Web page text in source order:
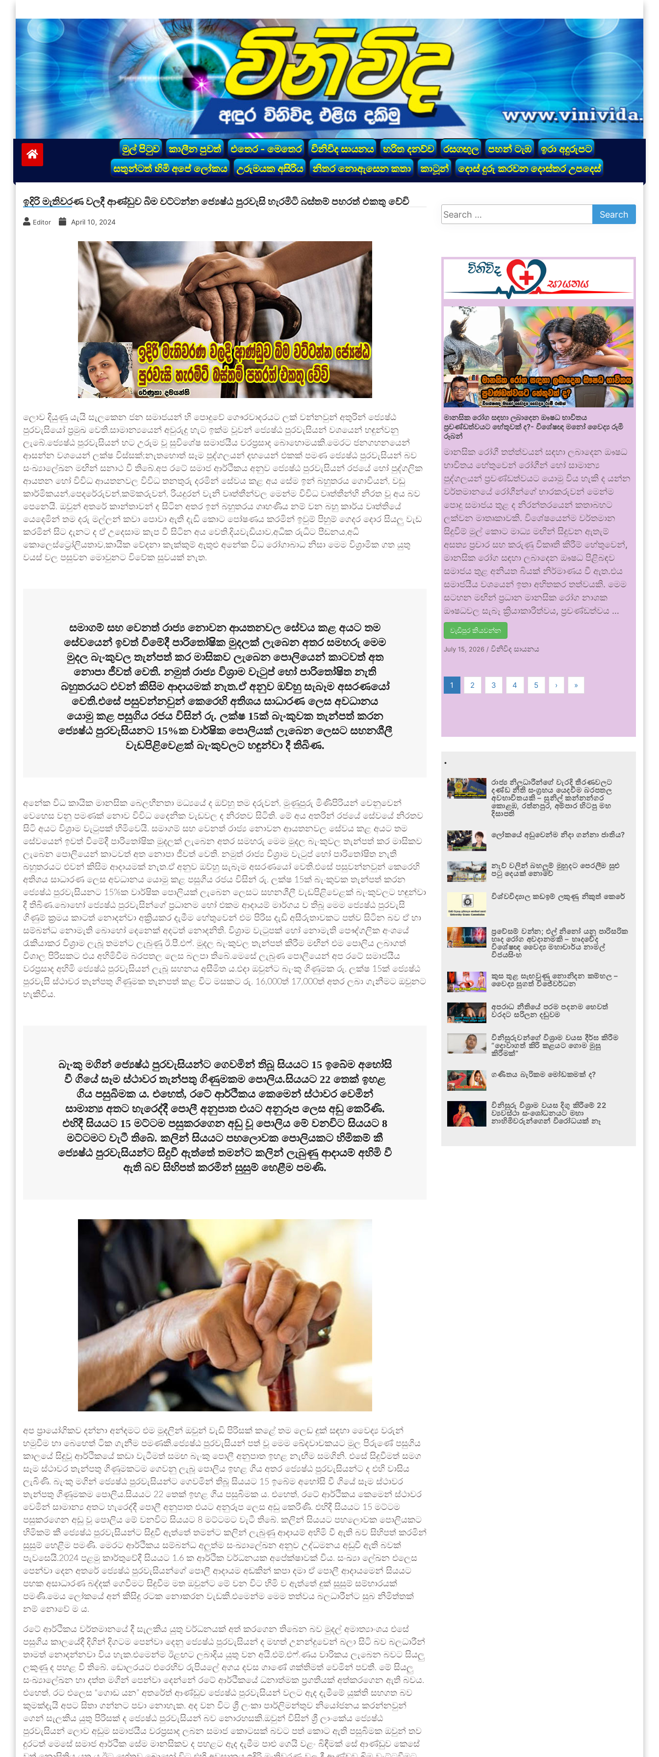
to
content
vinivida.lk
මුල් පිටුව කාලීන පුවත් එතෙර - මෙතෙර විනිවිද සායනය හරිත දනව්ව රසගඟුල පහන් ටැඹ
ඉරා අදුරුපට
සතුන්ටත් හිමි අපේ ලෝකය
උරුමයක අසිරිය නිතර නොඇසෙන කතා කාටූන් දොස් දුරු කරවන දොස්තර උපදෙස්
ඉදිරි මැතිවරණ වලදී ආණ්ඩුව බිම වට්ටන්න ජ්‍යෙෂ්ඨ පුරවැසි හැරමිටි බස්තම් පහරත් එකතු වේවි
Editor April 10, 2024
ලොව දියුණු යැයි සැලකෙන ජන සමාජයන් හි පොදුවේ ගෞරවාදරයට ලක් වන්නවුන් අතුරින් ජ්‍යෙෂ්ඨ
පුරවැසියෝ ප්‍රමුඛ වෙති.සාමාන්‍යයෙන් අවුරුදු හැට ඉක්ම වූවන් ජ්‍යෙෂ්ඨ පුරවැසියන් වශයෙන් හඳුන්වනු
ලැබේ.ජ්‍යෙෂ්ඨ පුරවැසියන් හට උරුම වූ සුවිශේෂ සමාජයීය වරප්‍රසාද බොහොමයකි.මෙරට ජනගහනයෙන්
ආසන්න වශයෙන් ලක්ෂ විස්සක්;නැතහොත් සෑම පුද්ගලයන් දහයෙන් එකක් පමණ ජ්‍යෙෂ්ඨ පුරවැසියන් බව
සංඛ්‍යාලේඛන මඟින් සනාථ වී තිබේ.අප රටේ සමාජ ආර්ථිකය අනුව ජ්‍යෙෂ්ඨ පුරවැසියන් රජයේ හෝ පුද්ගලික
ආයතන හෝ විවිධ ආයතනවල විවිධ තනතුරු දරමින් සේවය කළ අය සේම ඉන් බහුතරය ගොවියන්, වඩු
කාර්මිකයන්,පෙදරේරුවන්,කම්කරුවන්, රියදුරන් වැනි වෘත්තීන්වල මෙන්ම විවිධ වෘත්තීන්හි නිරත වූ අය බව
පෙනෙයි. ඔවුන් අතරේ කාන්තාවන් ද සිටින අතර ඉන් බහුතරය ගෘහණිය නම් වන බහු කාර්ය වෘත්තියේ
යෙදෙමින් තම දරු මල්ලන් කවා පොවා ඇති දැඩි කොට පෝෂණය කරමින් ඉවුම් පිහුම් ගෙදර දොර සියලු වැඩ
කරමින් සිට දැනට ද ඒ උදෙසාම කැප වී සිටින අය වෙති.දියවැඩියාව,අධික රුධිට පීඩනය,අධි
කොලෙස්ට්‍රෝලියතාව,කායික වේදනා කැක්කුම් ඇතුළු අනේක විධ රෝගාබාධ නිසා මෙම විශ්‍රාමික ගත යුතු
වයස් වල පසුවන මොවුනට විවේක සුවයක් නැත.
සමාගම් සහ වෙනත් රාජ්‍ය නොවන ආයතනවල සේවය කළ අයට තම
සේවයෙන් ඉවත් වීමේදී පාරිතෝෂික මුදලක් ලැබෙන අතර සමහරු මෙම
මුදල බැංකුවල තැන්පත් කර මාසිකව ලැබෙන පොලියෙන් කාටවත් අත
නොපා ජීවත් වෙති. නමුත් රාජ්‍ය විශ්‍රාම වැටුප් හෝ පාරිතෝෂිත නැති
බහුතරයට එවන් කිසිම ආදායමක් නැත.ඒ අනුව ඔව්හු සැබෑම අසරණයෝ
වෙති.එසේ පසුවන්නවුන් කෙරෙහි අතිශය සාධාරණ ලෙස අවධානය
යොමු කළ පසුගිය රජය විසින් රු. ලක්ෂ 15ක් බැංකුවක තැන්පත් කරන
ජ්‍යෙෂ්ඨ පුරවැසියනට 15%ක වාර්ෂික පොලියක් ලැබෙන ලෙසට සහනශීලී
වැඩපිළිවෙළක් බැංකුවලට හඳුන්වා දී තිබිණ.
අනේක විධ කායික මානසික බෙලහීනතා මධ්‍යයේ ද ඔව්හු තම දරුවන්, මුණුපුරු මිණිපිරියන් වෙනුවෙන්
වෙහෙස වනු පමණක් නොව විවිධ දෛනික වැඩවල ද නිරතව සිටිති. මේ අය අතරින් රජයේ සේවයේ නිරතව
සිටි අයට විශ්‍රාම වැටුපක් හිමිවෙයි. සමාගම් සහ වෙනත් රාජ්‍ය නොවන ආයතනවල සේවය කළ අයට තම
සේවයෙන් ඉවත් වීමේදී පාරිතෝෂික මුදලක් ලැබෙන අතර සමහරු මෙම මුදල බැංකුවල තැන්පත් කර මාසිකව
ලැබෙන පොලියෙන් කාටවත් අත නොපා ජීවත් වෙති. නමුත් රාජ්‍ය විශ්‍රාම වැටුප් හෝ පාරිතෝෂිත නැති
බහුතරයට එවන් කිසිම ආදායමක් නැත.ඒ අනුව ඔව්හු සැබෑම අසරණයෝ වෙති.එසේ පසුවන්නවුන් කෙරෙහි
අතිශය සාධාරණ ලෙස අවධානය යොමු කළ පසුගිය රජය විසින් රු. ලක්ෂ 15ක් බැංකුවක තැන්පත් කරන
ජ්‍යෙෂ්ඨ පුරවැසියනට 15%ක වාර්ෂික පොලියක් ලැබෙන ලෙසට සහනශීලී වැඩපිළිවෙළක් බැංකුවලට හඳුන්වා
දී තිබිණ.බොහෝ ජ්‍යෙෂ්ඨ පුරවැසින්ගේ ප්‍රධානම හෝ එකම ආදායම් මාර්ගය ව තිබූ මෙම ජ්‍යෙෂ්ඨ පුරවැසි
ගිණුම් ක්‍රමය කාටත් නොදන්වා අක්‍රියකර දැමීම හේතුවෙන් එම පිරිස දැඩි අසීරුතාවකට පත්ව සිටින බව ඒ හා
සම්බන්ධ නොමැති බොහෝ දෙනෙක් අදටත් නොදනිති. විශ්‍රාම වැටුපක් හෝ නොමැති පෞද්ගලික අංශයේ
රැකියාකර විශ්‍රාම ලැබූ තමන්ට ලැබුණු ඊ.පී.එෆ්. මුදල බැංකුවල තැන්පත් කිරීම මඟින් එම පොලිය ලබාගත්
විශාල පිරිසකට එය අහිමිවීම බරපතල ලෙස බලපා තිබේ.මෙසේ ලැබුණ පොලියෙන් අප රටේ සමාජයීය
වරප්‍රසාද අහිමි ජ්‍යෙෂ්ඨ පුරවැසියන් ලැබූ සහනය අසීමිත ය.එදා ඔවුන්ට බැංකු ගිණුමක රු. ලක්ෂ 15ක් ජ්‍යෙෂ්ඨ
පුරවැසි ස්ථාවර තැන්පතු ගිණුමක තැනපත් කළ විට මසකට රු. 16,000ත් 17,000ත් අතර ලබා ගැනීමට ඔවුනට
හැකිවිය.
බැංකු මගින් ජ්‍යෙෂ්ඨ පුරවැසියන්ට ගෙවමින් තිබූ සියයට 15 ඉබේම අහෝසි
වී ගියේ සෑම ස්ථාවර තැන්පතු ගිණුමකම පොලිය.සියයට 22 තෙක් ඉහළ
ගිය පසුබිමක ය. එහෙත්, රටේ ආර්ථිකය කෙමෙන් ස්ථාවර වෙමින්
සාමාන්‍ය අතට හැරෙද්දී පොලී අනුපාත එයට අනුරූප ලෙස අඩු කෙරිණි.
එහිදී සියයට 15 මට්ටම පසුකරගෙන අඩු වූ පොලිය මේ වනවිට සියයට 8
මට්ටමට වැටී තිබේ. කලින් සියයට පහලොවක පොලියකට හිමිකම් කී
ජ්‍යෙෂ්ඨ පුරවැසියන්ට සිදුවී ඇත්තේ තමන්ට කලින් ලැබුණු ආදායම් අහිමි වී
ඇති බව සිහිපත් කරමින් සුසුම් හෙළීම පමණි.
අප ප්‍රායෝගිකව දන්නා අන්දමට එම මුදලින් ඔවුන් වැඩි පිරිසක් කළේ තම ලෙඩ දුක් සඳහා වෛද්‍ය වරුන්
හමුවීම හා බෙහෙත් ටික ගැනීම පමණකි.ජ්‍යෙෂ්ඨ පුරවැසියන් පත් වූ මෙම ඛේදවාචකයට මුල පිරුණේ පසුගිය
කාලයේ සිදුවූ ආර්ථිකයේ කඩා වැටීමත් සමඟ බැංකු පොලී අනුපාත ඉහළ නැඟීම සමගිනි. එසේ සිදුවීමත් සමග
සෑම ස්ථාවර තැන්පතු ගිණුමකටම ගෙවනු ලැබූ පොලිය ඉහළ ගිය අතර ජ්‍යෙෂ්ඨ පුරවැසියන්ට ද එහි වාසිය
ලැබිණි. බැංකු මගින් ජ්‍යෙෂ්ඨ පුරවැසියන්ට ගෙවමින් තිබූ සියයට 15 ඉබේම අහෝසි වී ගියේ සෑම ස්ථාවර
තැන්පතු ගිණුමකම පොලිය.සියයට 22 තෙක් ඉහළ ගිය පසුබිමක ය. එහෙත්, රටේ ආර්ථිකය කෙමෙන් ස්ථාවර
වෙමින් සාමාන්‍ය අතට හැරෙද්දී පොලී අනුපාත එයට අනුරූප ලෙස අඩු කෙරිණි. එහිදී සියයට 15 මට්ටම
පසුකරගෙන අඩු වූ පොලිය මේ වනවිට සියයට 8 මට්ටමට වැටී තිබේ. කලින් සියයට පහලොවක පොලියකට
හිමිකම් කී ජ්‍යෙෂ්ඨ පුරවැසියන්ට සිදුවී ඇත්තේ තමන්ට කලින් ලැබුණු ආදායම් අහිමි වී ඇති බව සිහිපත් කරමින්
සුසුම් හෙළීම පමණි. මෙරට ආර්ථිකය සම්බන්ධ අලුත්ම සංඛ්‍යාලේඛන අනුව උද්ධමනය අඩුවී ඇති බවක්
පැවසෙයි.2024 පළමු කාර්තුවේදී සියයට 1.6 ක ආර්ථික වර්ධනයක අපේක්ෂාවක් විය. සංඛ්‍යා ලේඛන එලෙස
පෙන්වා දෙන අතරේ ජ්‍යෙෂ්ඨ පුරවැසියන්ගේ පොලී ආදායම අඩකින් කපා දමා ඒ පොලී ආදායමෙන් සියයට
පහක අසාධාරණ බද්දක් ගෙවීමට සිදුවීම මත ඔවුන්ට මේ වන විට හිමි ව ඇත්තේ දුක් සුසුම් සම්භාරයක්
පමණි.මෙය ලෝකයේ අන් කිසිදු රටක නොකරන වැඩකි.එමෙන්ම මෙම තත්වය බලධාරීන්ට සුබ නිමිත්තක්
නම් නොවේ ම ය.
රටේ ආර්ථිකය වර්තමානයේ දී සැලකිය යුතු වර්ධනයක් අත් කරගෙන තිබෙන බව මුදල් අමාත්‍යාංශය එසේ
පසුගිය කාලයේදී දිගින් දිගටම පෙන්වා දෙනු ජ්‍යෙෂ්ඨ පුරවැසියන් ද මහත් උනන්දුවෙන් බලා සිටි බව බලධාරීන්
තාමත් නොදන්නවා විය හැක.එමෙන්ම ඊළඟට ලබාදිය යුතු වන අයි.එම්.එෆ්.ණය වාරිකය ලැබෙන බවට සියලු
ලකුණු ද පහළ වී තිබේ. ඩොලරයට එරෙහිව රුපියලේ අගය දවස ගාණේ ශක්තිමත් වෙමින් පවතී. මේ සියලු
සංඛ්‍යාලේඛන හා දත්ත මගින් පෙන්වා දෙන්නේ රටේ ආර්ථිකයේ ධනාත්මක ප්‍රගතියක් අත්කරගෙන ඇති බවය.
එහෙත්, රට එලෙස “ගොඩ යන” අතරේත් ආණ්ඩුව ජ්‍යෙෂ්ඨ පුරවැසියන් වලට ඇද දැමීමේ යුක්ති සහගත බව
කුමක්දැයි අපට සිතා ගන්නට පවා නොහැක. අද වන විට ශ්‍රී ලංකා පාර්ලිමන්තුව නියෝජනය කරන්නවුන්
ගෙන් සැලකිය යුතු පිරිසක් ද ජ්‍යෙෂ්ඨ පුරවැසියන් බව නොරහසකි.ඔවුන් විසින් ශ්‍රී ලාංකේය ජ්‍යෙෂ්ඨ
පුරවැසියන් ලොව අඩුම සමාජයීය වරප්‍රසාද ලබන සමාජ කොටසක් බවට පත් කොට ඇති පසුබිමක ඔවුන් තව
දුරටත් මෙසේ සමාජ ආර්ථික සේම මානසිකව ද පහළට ඇද දැමීම පාළු ගෙයි වළං බිඳීමක් සේ ආණ්ඩුව කෙසේ
මානසික රෝග සඳහා ලබාදෙන ඖෂධ භාවිතය
ප්‍රචණ්ඩත්වයට හේතුවක් ද?- විශේෂඥ මනෝ වෛද්‍ය රූමි
රූබන්
මානසික රෝගී තත්ත්වයන් සඳහා ලබාදෙන ඖෂධ
භාවිතය හේතුවෙන් රෝගීන් හෝ සාමාන්‍ය
පුද්ගලයන් ප්‍රචණ්ඩත්වයට යොමු විය හැකි ද යන්න
වර්තමානයේ රෝගීන්ගේ භාරකරුවන් මෙන්ම
පොදු සමාජය තුළ ද නිරන්තරයෙන් කතාබහට
ලක්වන මාතෘකාවකි. විශේෂයෙන්ම වර්තමාන
සිදුවීම් මුල් කොට මාධ්‍ය මඟින් සිදුවන ඇතැම්
අසත්‍ය ප්‍රචාර සහ කරුණු විකෘති කිරීම් හේතුවෙන්,
මානසික රෝග සඳහා ලබාදෙන ඖෂධ පිළිබඳව
සමාජය තුළ අනියත බියක් නිර්මාණය වී ඇත.එය
සමාජයීය වශයෙන් ඉතා අහිතකර තත්වයකි. මෙම
සටහන මඟින් ප්‍රධාන මානසික රෝග නාශක
ඖෂධවල සැබෑ ක්‍රියාකාරීත්වය, ප්‍රචණ්ඩත්වය …
වැඩිපුර කියවන්න
July 15, 2026 /විනිවිද සායනය
1 2 3 4 5 › »
.
රාජ්‍ය නිලධාරීන්ගේ වැරදි තීරණවලට
දණ්ඩ නීති සංග්‍රහය යෙදවීම බරපතල
අවභාවිතයකි – සුනිල් කන්නන්ගර
කොළඹ, රත්නපුර, අම්පාර හිටපු මහ
දිසාපති
ලෝකයේ අඩුවෙන්ම නිදා ගන්නා ජාතිය?
නැව් වලින් බහලුම් මුහුදට පෙරලීම සුළු
පටු දෙයක් නොවේ
විශ්වවිද්‍යාල කඩඉම් ලකුණු නිකුත් කෙරේ
ප්‍රවේසම් වන්න; එල් නිනෝ යනු පාරිසරික
හෘද රෝග අවදානමකි – හෘදවේද
විශේෂඥ වෛද්‍ය මහාචාර්ය නාමල්
විජයසිංහ
කුස තුළ සැඟවුණු නොනිදන කම්හල –
වෛද්‍ය සුගත් විජේවර්ධන
අපරාධ නීතියේ පරම පදනම හෙවත්
වරදට සරිලන දඬුවම
විනිසුරුවන්ගේ විශ්‍රාම වයස දීර්ඝ කිරීම
“දොවාගත් කිරි කළයට ගොම මුසු
කිරීමක්”
ගණිතය බැරිකම මෝඩකමක් ද?
විනිසුරු විශ්‍රාම වයස දිගු කිරීමේ 22
ව්‍යවස්ථා සංශෝධනයට මහා
නාහිමිවරුන්ගෙන් විරෝධයක් නෑ